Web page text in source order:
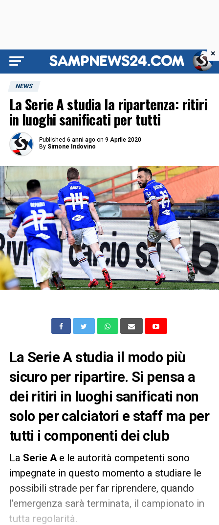
NEWS
La Serie A studia la ripartenza: ritiri
in luoghi sanificati per tutti
Published 6 anni ago on 9 Aprile 2020
By Simone Indovino
La Serie A studia il modo più
sicuro per ripartire. Si pensa a
dei ritiri in luoghi sanificati non
solo per calciatori e staff ma per
tutti i componenti dei club
La Serie Ae le autorità competenti sono
impegnate in questo momento a studiare le
possibili strade per far riprendere, quando
l’emergenza sarà terminata, il campionato in
tutta regolarità.
×